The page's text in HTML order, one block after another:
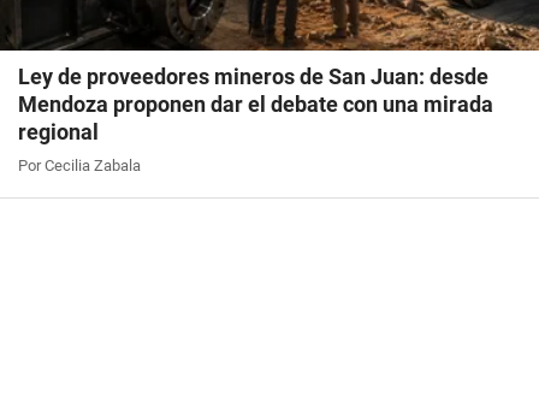
Ley de proveedores mineros de San Juan: desde
Mendoza proponen dar el debate con una mirada
regional
Por Cecilia Zabala